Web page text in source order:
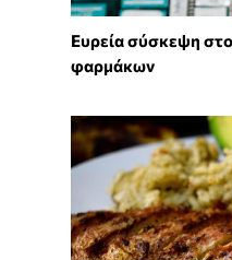
Ευρεία σύσκεψη
φαρμάκων